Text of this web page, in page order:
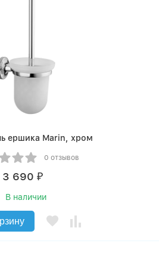
ершика Marin, хром
0 отзывов
3 690 ₽
В наличии